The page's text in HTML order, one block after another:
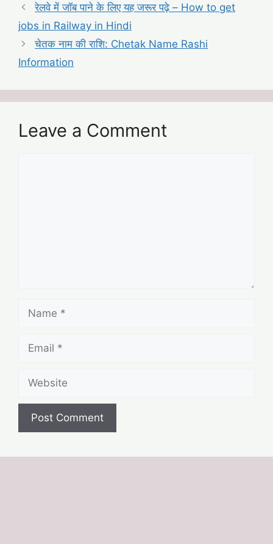
रेलवे में जॉब पाने के लिए यह जरूर पढ़े – How to get
jobs in Railway in Hindi
चेतक नाम की राशि: Chetak Name Rashi
Information
Leave a Comment